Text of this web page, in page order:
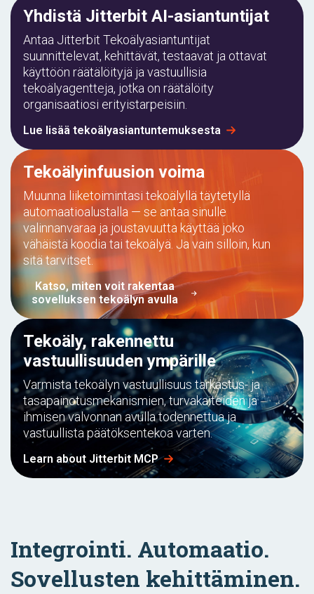
Yhdistä Jitterbit AI-asiantuntijat
Antaa Jitterbit Tekoälyasiantuntijat
suunnittelevat, kehittävät, testaavat ja ottavat
käyttöön räätälöityjä ja vastuullisia
tekoälyagentteja, jotka on räätälöity
organisaatiosi erityistarpeisiin.
Lue lisää tekoälyasiantuntemuksesta
Tekoälyinfuusion voima
Muunna liiketoimintasi tekoälyllä täytetyllä
automaatioalustalla — se antaa sinulle
valinnanvaraa ja joustavuutta käyttää joko
vähäistä koodia tai tekoälyä. Ja vain silloin, kun
sitä tarvitset.
Katso, miten voit rakentaa
sovelluksen tekoälyn avulla
Tekoäly, rakennettu
vastuullisuuden ympärille
Varmista tekoälyn vastuullisuus tarkastus- ja
tasapainotusmekanismien, turvakaiteiden ja
ihmisen valvonnan avulla todennettua ja
vastuullista päätöksentekoa varten.
Learn about Jitterbit MCP
Integrointi. Automaatio.
Sovellusten kehittäminen.